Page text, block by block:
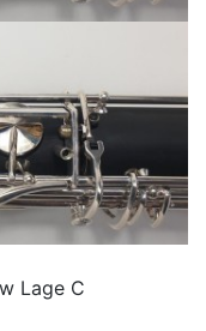
Lage C